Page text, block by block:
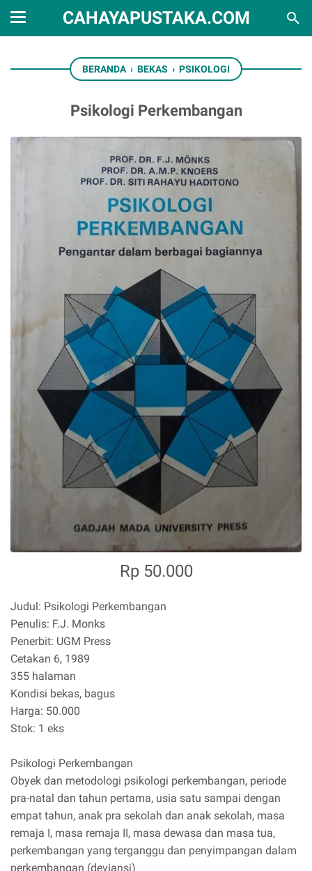
CAHAYAPUSTAKA.COM
BERANDA › BEKAS › PSIKOLOGI
Psikologi Perkembangan
Rp 50.000
Judul: Psikologi Perkembangan
Penulis: F.J. Monks
Penerbit: UGM Press
Cetakan 6, 1989
355 halaman
Kondisi bekas, bagus
Harga: 50.000
Stok: 1 eks
Psikologi Perkembangan
Obyek dan metodologi psikologi perkembangan, periode
pra-natal dan tahun pertama, usia satu sampai dengan
empat tahun, anak pra sekolah dan anak sekolah, masa
remaja I, masa remaja II, masa dewasa dan masa tua,
perkembangan yang terganggu dan penyimpangan dalam
perkembangan (deviansi)